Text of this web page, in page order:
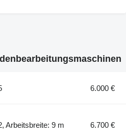
6.000 €
Arbeitsbreite: 9 m 6.700 €